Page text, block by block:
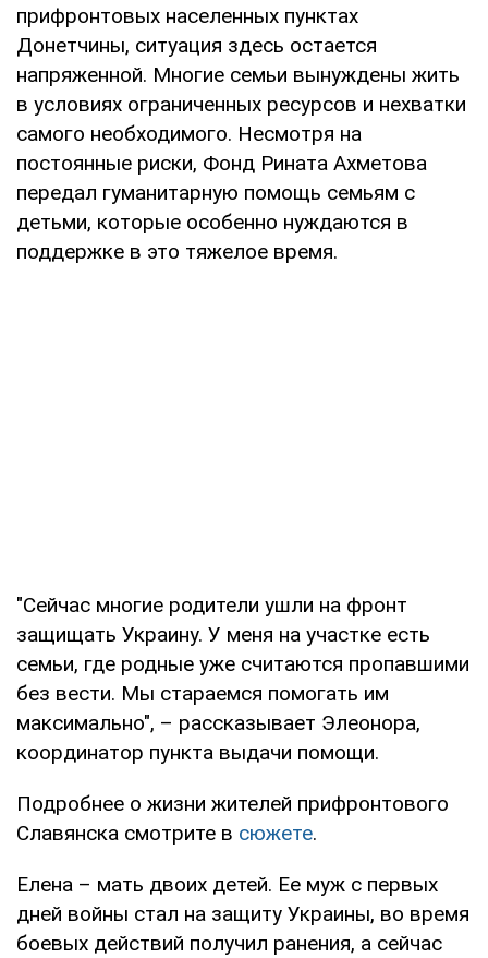
прифронтовых населенных пунктах
Донетчины, ситуация здесь остается
напряженной. Многие семьи вынуждены жить
в условиях ограниченных ресурсов и нехватки
самого необходимого. Несмотря на
постоянные риски, Фонд Рината Ахметова
передал гуманитарную помощь семьям с
детьми, которые особенно нуждаются в
поддержке в это тяжелое время.
"Сейчас многие родители ушли на фронт
защищать Украину. У меня на участке есть
семьи, где родные уже считаются пропавшими
без вести. Мы стараемся помогать им
максимально", – рассказывает Элеонора,
координатор пункта выдачи помощи.
Подробнее о жизни жителей прифронтового
Славянска смотрите в сюжете.
Елена – мать двоих детей. Ее муж с первых
дней войны стал на защиту Украины, во время
боевых действий получил ранения, а сейчас